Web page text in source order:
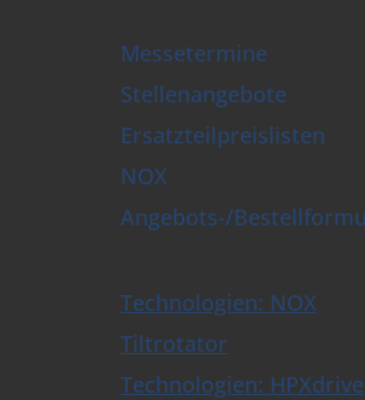
Messetermine
Stellenangebote
Ersatzteilpreislisten
NOX
Angebots-/
Technologien: NOX
Tiltrotator
Technologien: HPXdrive